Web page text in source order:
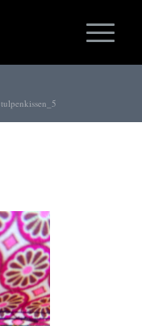
tulpenkissen_5